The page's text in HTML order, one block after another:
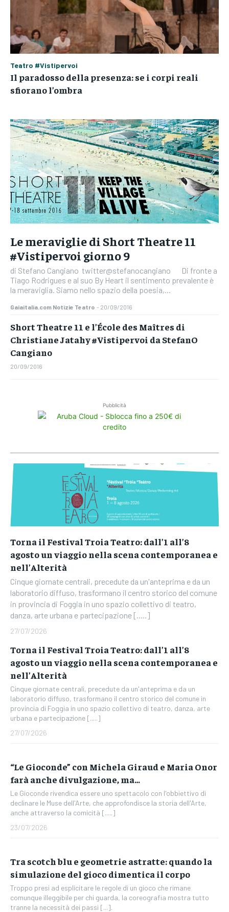
Teatro #Vistipervoi
Il paradosso della presenza: se i corpi reali
sfiorano l’ombra
Le meraviglie di Short Theatre 11
#Vistipervoi giorno 9
di Stefano Cangiano twitter@stefanocangiano Di fronte a
Tiago Rodrigues e al suo By Heart il sentimento prevalente è
la meraviglia. Siamo nello spazio della poesia,...
Gaiaitalia.com Notizie Teatro - 20/09/2016
Short Theatre 11 e l’École des Maîtres di
Christiane Jatahy #Vistipervoi da StefanO
Cangiano
20/09/2016
Pubblicità
Torna il Festival Troia Teatro: dall’1 all’8
agosto un viaggio nella scena contemporanea e
nell’Alterità
Cinque giornate centrali, precedute da un'anteprima e da un
laboratorio diffuso, trasformano il centro storico del comune
in provincia di Foggia in uno spazio collettivo di teatro,
danza, arte urbana e partecipazione [.....]
27/07/2026
Torna il Festival Troia Teatro: dall’1 all’8
agosto un viaggio nella scena contemporanea e
nell’Alterità
Cinque giornate centrali, precedute da un'anteprima e da un
laboratorio diffuso, trasformano il centro storico del comune in
provincia di Foggia in uno spazio collettivo di teatro, danza, arte
urbana e partecipazione [.....]
27/07/2026
“Le Gioconde” con Michela Giraud e Maria Onor
farà anche divulgazione, ma…
Le Gioconde rivendica essere uno spettacolo con l'obbiettivo di
declinare le Muse dell'Arte, che approfondisce la storia dell'Arte,
anche attraverso la comicità [.....]
23/07/2026
Tra scotch blu e geometrie astratte: quando la
simulazione del gioco dimentica il corpo
Troppo presi ad esplicitare le regole di un gioco che rimane
comunque illeggibile per chi guarda, la coreografia mostra tutto
tranne la necessità dei passi [...].